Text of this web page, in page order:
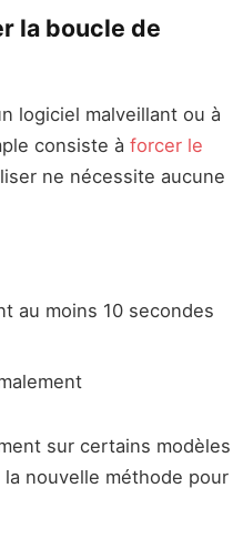
la boucle de
logiciel malveillant ou à
consiste à forcer le
ne nécessite aucune
au moins 10 secondes
sur certains modèles
nouvelle méthode pour